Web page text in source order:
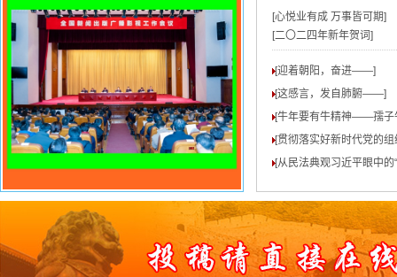
[心悦业有成 万事皆可期]
[二〇二四年新年贺词]
[迎着朝阳，奋进——]
[这感言，发自肺腑——]
[牛年要有牛精神——孺子
[贯彻落实好新时代党的组
[从民法典观习近平眼中的